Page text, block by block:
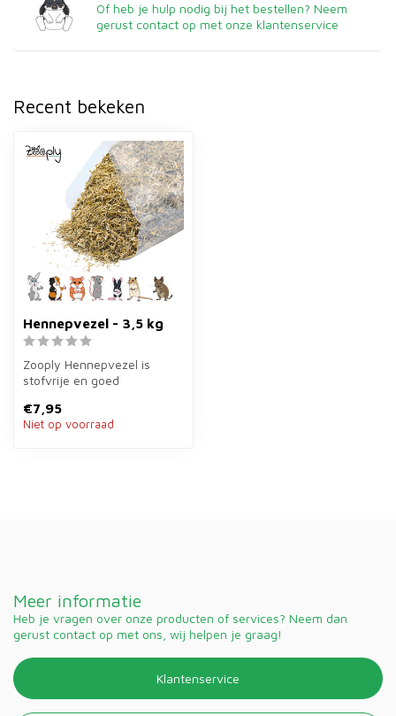
Of heb je hulp nodig bij het bestellen? Neem
gerust contact op met onze klantenservice
Recent bekeken
Hennepvezel - 3,5 kg
Zooply Hennepvezel is
stofvrije en goed
bodembedekking van 3,5 kg
v...
€7,95
Niet op voorraad
Meer informatie
Heb je vragen over onze producten of services? Neem dan
gerust contact op met ons, wij helpen je graag!
Klantenservice